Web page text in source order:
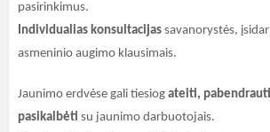
pasirinkimus.
Individualias konsultacijas savanorystės,
asmeninio augimo klausimais.
Jaunimo erdvėse gali tiesiog ateiti,
pasikalbėti su jaunimo darbuotojais.